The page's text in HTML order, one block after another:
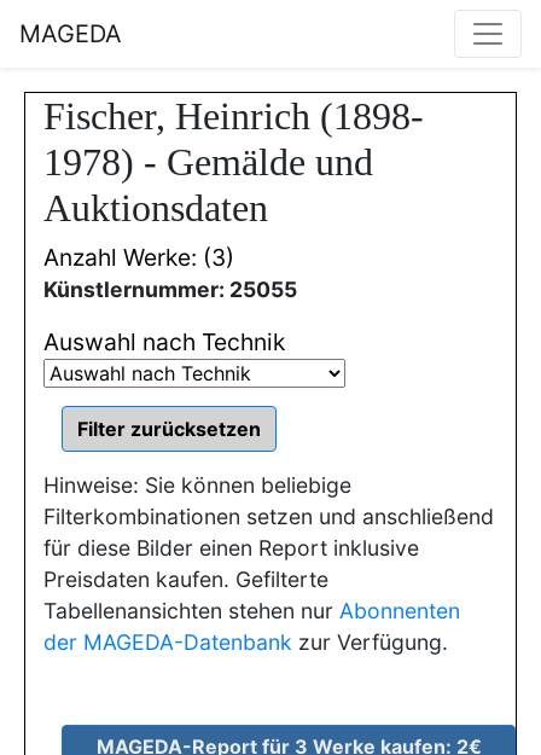
MAGEDA
Fischer, Heinrich (1898-
1978) - Gemälde und
Auktionsdaten
Anzahl Werke: (3)
Künstlernummer: 25055
Auswahl nach Technik
Hinweise: Sie können beliebige
Filterkombinationen setzen und anschließend
für diese Bilder einen Report inklusive
Preisdaten kaufen. Gefilterte
Tabellenansichten stehen nur Abonnenten
der MAGEDA-Datenbank zur Verfügung.